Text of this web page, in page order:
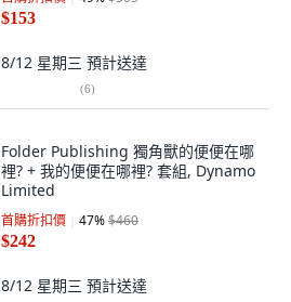
$153
8/12 星期三 預計送達
(6)
Folder Publishing 獨角獸的便便在哪
裡? + 我的便便在哪裡? 套組, Dynamo
Limited
首購折扣價 47%$460
$242
8/12 星期三 預計送達